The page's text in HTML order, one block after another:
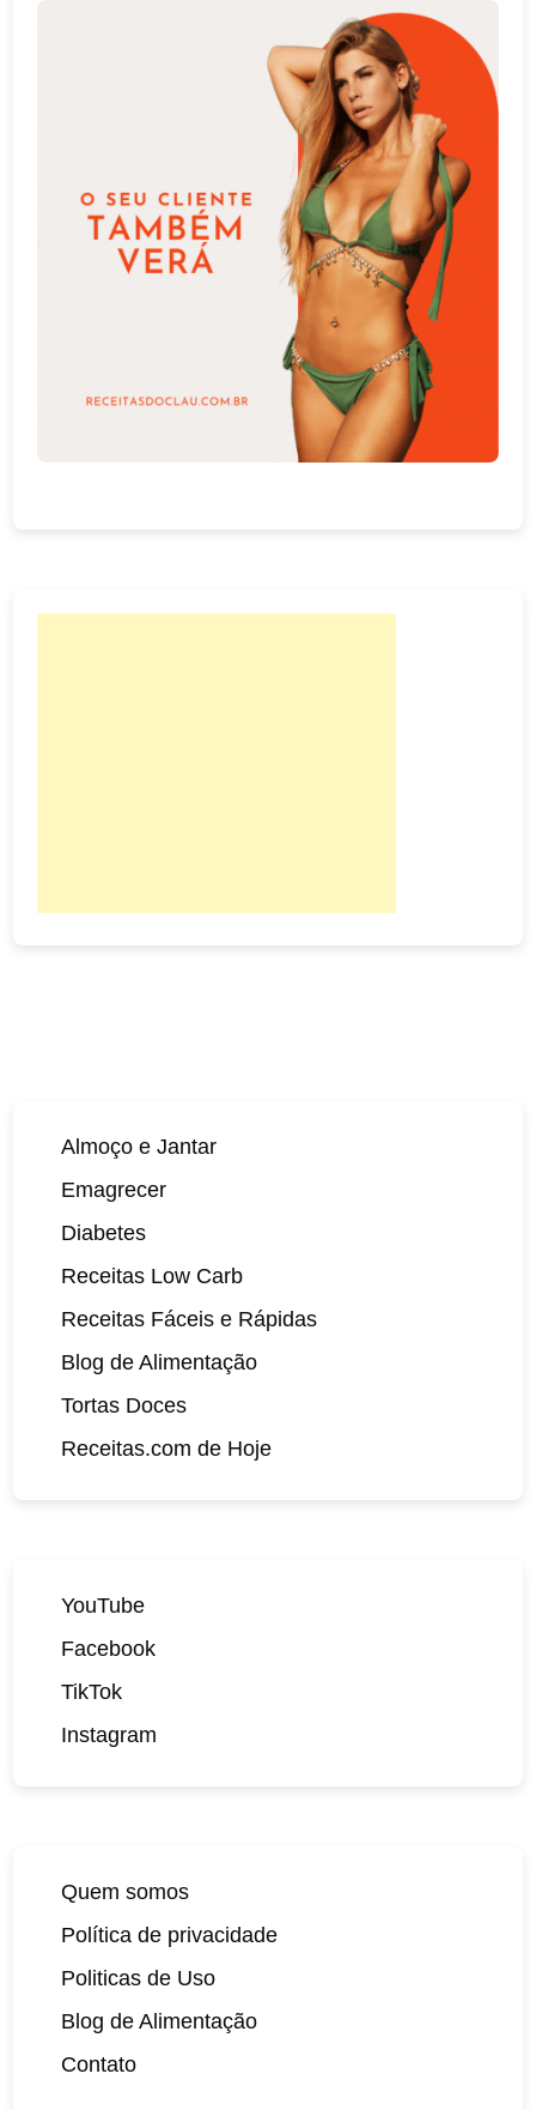
Almoço e Jantar
Emagrecer
Diabetes
Receitas Low Carb
Receitas Fáceis e Rápidas
Blog de Alimentação
Tortas Doces
Receitas.com de Hoje
YouTube
Facebook
TikTok
Instagram
Quem somos
Política de privacidade
Politicas de Uso
Blog de Alimentação
Contato